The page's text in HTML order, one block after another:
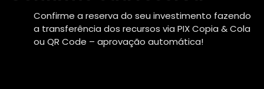
Confirme a reserva do seu investimento fazendo
a transferência dos recursos via PIX Copia & Cola
ou QR Code – aprovação automática!